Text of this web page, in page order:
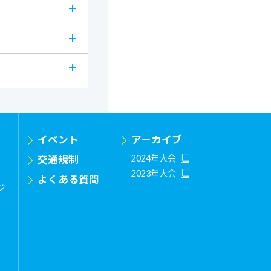
イベント
交通規制
よくある質問
アーカイブ
2024年大会
2023年大会